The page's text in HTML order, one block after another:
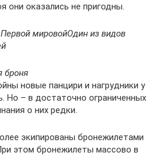
они оказались не пригодны.
мировойОдин из видов
броня
новые панцири и нагрудники у
Но – в достаточно ограниченных
о них редки.
экипированы бронежилетами
этом бронежилеты массово в